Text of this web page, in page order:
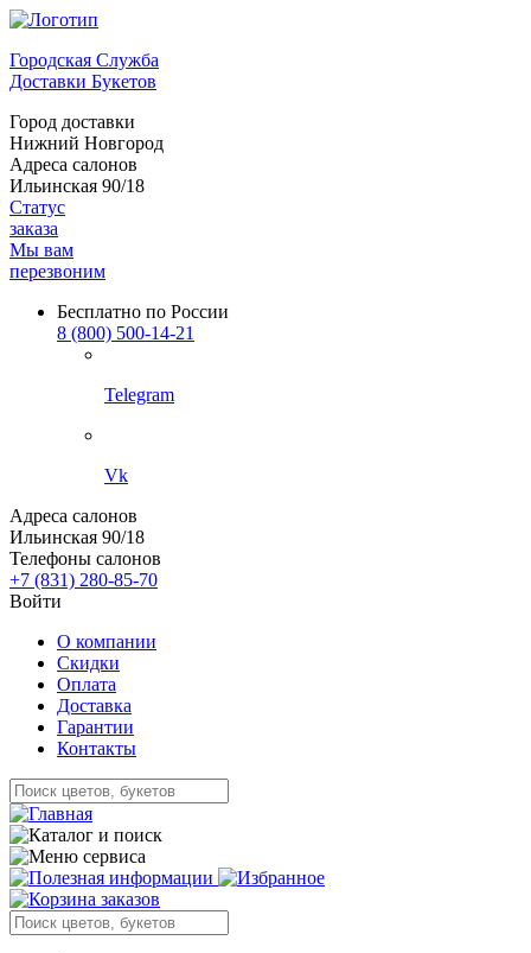
Городская Служба
Доставки Букетов
Город доставки
Нижний Новгород
Адреса салонов
Ильинская 90/18
Статус
заказа
Мы вам
перезвоним
Бесплатно по России
8 (800) 500-14-21
Telegram
Vk
Адреса салонов
Ильинская 90/18
Телефоны салонов
+7 (831) 280-85-70
Войти
О компании
Скидки
Оплата
Доставка
Гарантии
Контакты